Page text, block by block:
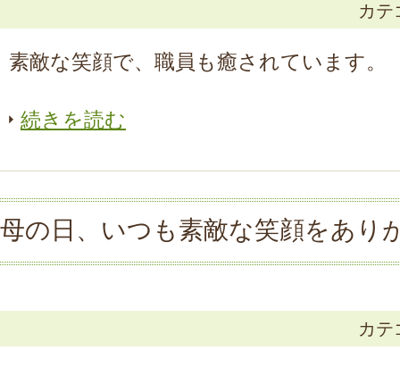
カ
素敵な笑顔で、職員も癒されています。
続きを読む
母の日、いつも素敵な笑顔をあり
カ